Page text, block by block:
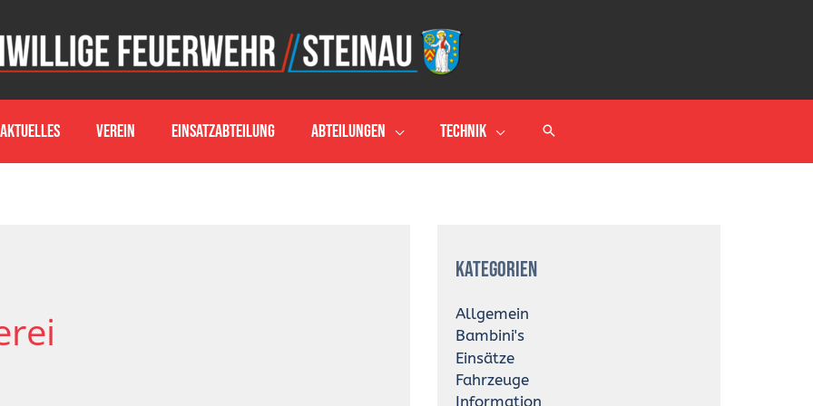
Aktuelles Verein Einsatzabteilung Abteilungen Technik
Kategorien
Allgemein
Bambini's
Einsätze
Fahrzeuge
Information
c
v